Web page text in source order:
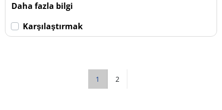
Daha fazla bilgi
Karşılaştırmak
1 2